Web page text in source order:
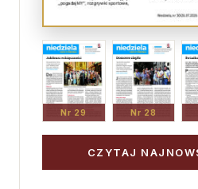
Nr 29 Nr 28
CZYTAJ